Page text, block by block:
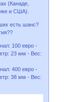
(Канаде,
и США).
есть шанс?
100 евро -
23 мм - Вес:
400 евро -
38 мм - Вес: